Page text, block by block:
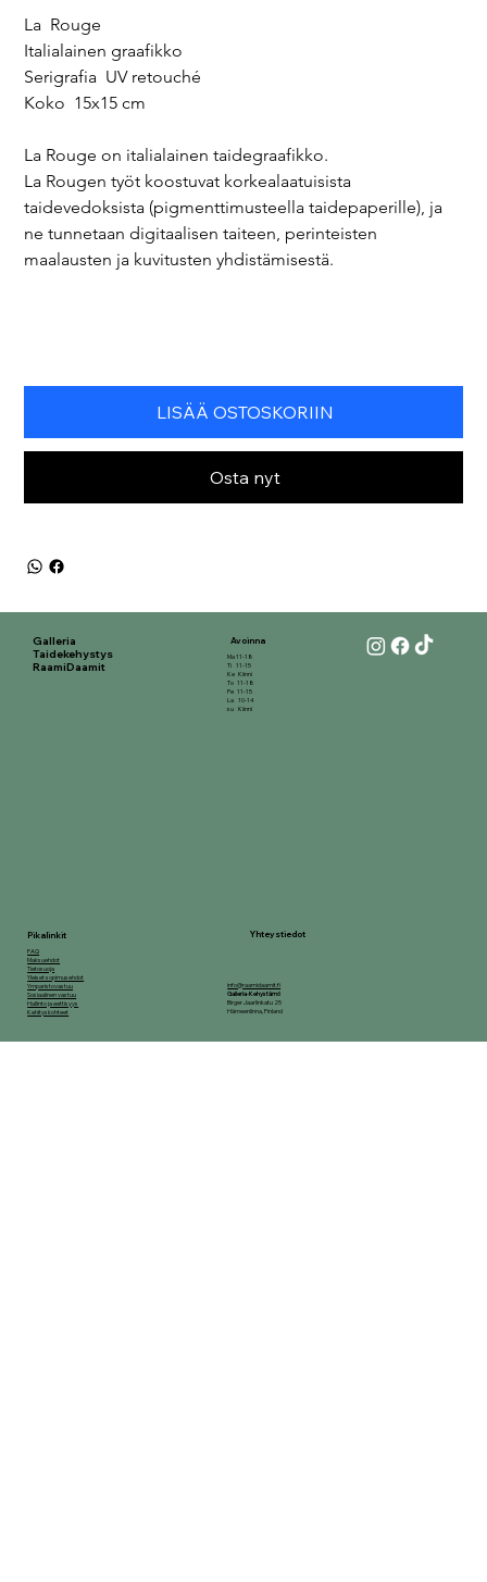
La  Rouge
Italialainen graafikko
Serigrafia  UV retouché
Koko  15x15 cm
La Rouge on italialainen taidegraafikko.
La Rougen työt koostuvat korkealaatuisista
taidevedoksista (pigmenttimusteella taidepaperille), ja
ne tunnetaan digitaalisen taiteen, perinteisten
maalausten ja kuvitusten yhdistämisestä.
LISÄÄ OSTOSKORIIN
Osta nyt
Galleria
Taidekehystys
RaamiDaamit
FAQ
Maksuehdot
Tietosuoja
Yleiset sopimusehdot
Ymparistovastuu
Sosiaalinen vastuu
Hallinto ja eettisyys
Kehityskohteet
Pikalinkit Yhteystiedot
info@raamidaamit.fi
Galleria-Kehystämö
Birger Jaarlinkatu 25
Hämeenlinna, Finland
Ma 11-18
Ti 11-15
Ke Kiinni
To 11-18
Pe 11-15
La 10-14
su Kiinni
Avoinna